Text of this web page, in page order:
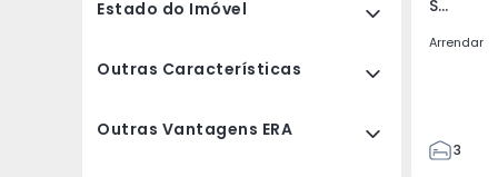
Estado do Imóvel
Outras Características
Outras Vantagens ERA
Santo Isidoro, Lisboa
Arrendar
3